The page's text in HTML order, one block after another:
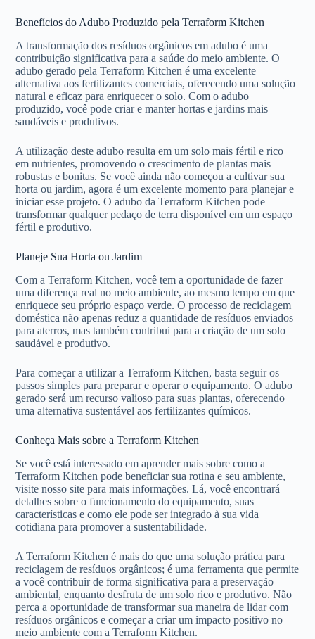
Benefícios do Adubo Produzido pela Terraform Kitchen
A transformação dos resíduos orgânicos em adubo é uma
contribuição significativa para a saúde do meio ambiente. O
adubo gerado pela Terraform Kitchen é uma excelente
alternativa aos fertilizantes comerciais, oferecendo uma solução
natural e eficaz para enriquecer o solo. Com o adubo
produzido, você pode criar e manter hortas e jardins mais
saudáveis e produtivos.
A utilização deste adubo resulta em um solo mais fértil e rico
em nutrientes, promovendo o crescimento de plantas mais
robustas e bonitas. Se você ainda não começou a cultivar sua
horta ou jardim, agora é um excelente momento para planejar e
iniciar esse projeto. O adubo da Terraform Kitchen pode
transformar qualquer pedaço de terra disponível em um espaço
fértil e produtivo.
Planeje Sua Horta ou Jardim
Com a Terraform Kitchen, você tem a oportunidade de fazer
uma diferença real no meio ambiente, ao mesmo tempo em que
enriquece seu próprio espaço verde. O processo de reciclagem
doméstica não apenas reduz a quantidade de resíduos enviados
para aterros, mas também contribui para a criação de um solo
saudável e produtivo.
Para começar a utilizar a Terraform Kitchen, basta seguir os
passos simples para preparar e operar o equipamento. O adubo
gerado será um recurso valioso para suas plantas, oferecendo
uma alternativa sustentável aos fertilizantes químicos.
Conheça Mais sobre a Terraform Kitchen
Se você está interessado em aprender mais sobre como a
Terraform Kitchen pode beneficiar sua rotina e seu ambiente,
visite nosso site para mais informações. Lá, você encontrará
detalhes sobre o funcionamento do equipamento, suas
características e como ele pode ser integrado à sua vida
cotidiana para promover a sustentabilidade.
A Terraform Kitchen é mais do que uma solução prática para
reciclagem de resíduos orgânicos; é uma ferramenta que permite
a você contribuir de forma significativa para a preservação
ambiental, enquanto desfruta de um solo rico e produtivo. Não
perca a oportunidade de transformar sua maneira de lidar com
resíduos orgânicos e começar a criar um impacto positivo no
meio ambiente com a Terraform Kitchen.